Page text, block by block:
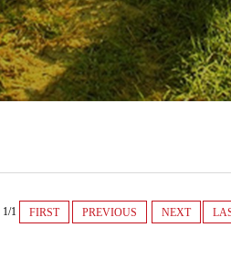
1 FIRST PREVIOUS NEXT